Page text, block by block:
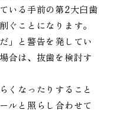
いる手前の第2大臼歯
ことになります。
」と警告を発してい
合は、抜歯を検討す
くなったりすること
ルと照らし合わせて